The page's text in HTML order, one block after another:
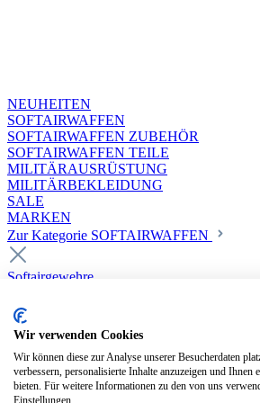
NEUHEITEN
SOFTAIRWAFFEN
SOFTAIRWAFFEN ZUBEHÖR
SOFTAIRWAFFEN TEILE
MILITÄRAUSRÜSTUNG
MILITÄRBEKLEIDUNG
SALE
MARKEN
Zur Kategorie SOFTAIRWAFFEN
Softairgewehre
Deluxe Custom Guns ab 18
Softair elektrisch ab 18
Softair elektrisch ab 14
Softair gasbetrieben ab 18
Softair HPA Luftdruck ab 18
Historische Softairwaffen
Wir verwenden Cookies
Wir können diese zur Analyse unserer Besucherdaten
verbessern, personalisierte Inhalte anzuzeigen und Ihnen
bieten. Für weitere Informationen zu den von uns
Einstellungen.